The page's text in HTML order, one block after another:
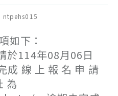
ntpehs015
如下：
114年08月06日
成 線 上 報 名 申 請
為